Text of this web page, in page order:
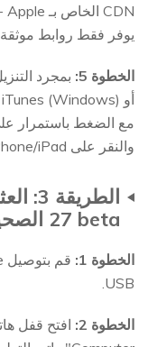
يوفر فقط روابط موثقة.
الخطوة 5:
والنقر على Restore iPhone/iPad.
27 beta الصحيح لجهاز iPhone الخاص بك
الخطوة 1:
USB.
الخطوة 2: